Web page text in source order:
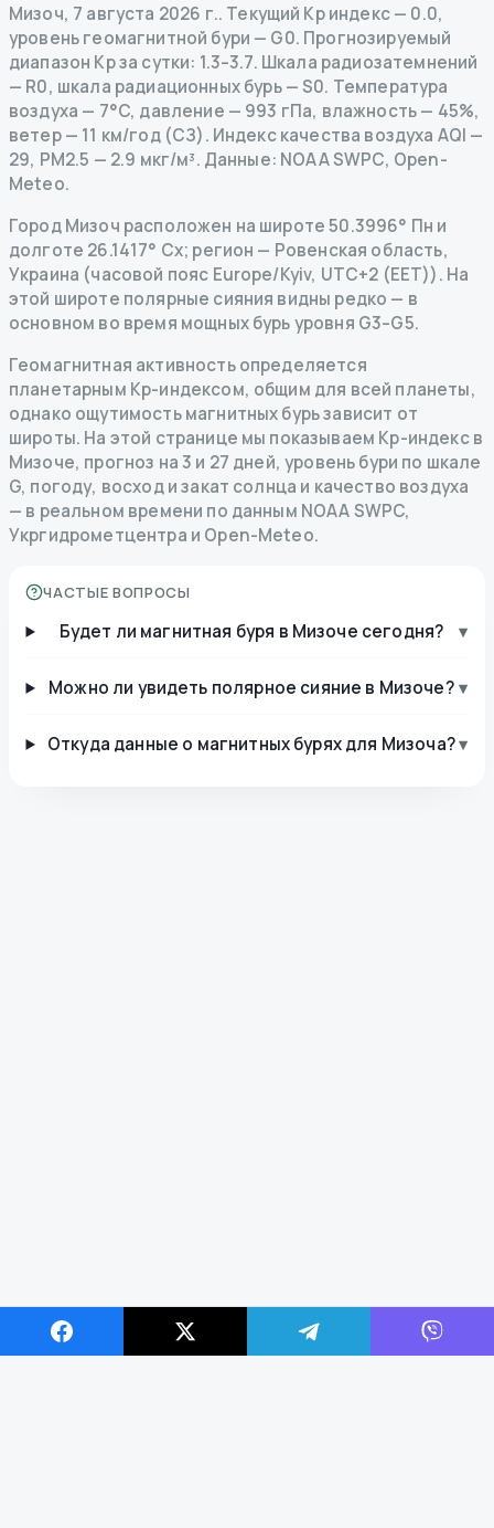
Мизоч, 7 августа 2026 г.. Текущий Kp индекс— 0.0,
уровень геомагнитной бури — G0. Прогнозируемый
диапазон Kp за сутки: 1.3–3.7. Шкала радиозатемнений
— R0, шкала радиационных бурь— S0. Температура
воздуха — 7°C, давление — 993 гПа, влажность — 45%,
ветер — 11 км/год (СЗ). Индекс качества воздуха AQI —
29, PM2.5 — 2.9 мкг/м³. Данные: NOAA SWPC, Open-
Meteo.
Город Мизоч расположен на широте 50.3996° Пн и
долготе 26.1417° Сх; регион — Ровенская область,
Украина (часовой пояс Europe/Kyiv, UTC+2 (EET)). На
этой широте полярные сияния видны редко — в
основном во время мощных бурь уровня G3–G5.
Геомагнитная активность определяется
планетарным Kp-индексом, общим для всей планеты,
однако ощутимость магнитных бурь зависит от
широты. На этой странице мы показываем Kp-индекс в
Мизоче, прогноз на 3 и 27 дней, уровень бури по шкале
G, погоду, восход и закат солнца и качество воздуха
— в реальном времени по данным NOAA SWPC,
Укргидрометцентра и Open-Meteo.
ЧАСТЫЕ ВОПРОСЫ
Будет ли магнитная буря в Мизоче сегодня? ▾
Можно ли увидеть полярное сияние в Мизоче? ▾
Откуда данные о магнитных бурях для Мизоча?▾